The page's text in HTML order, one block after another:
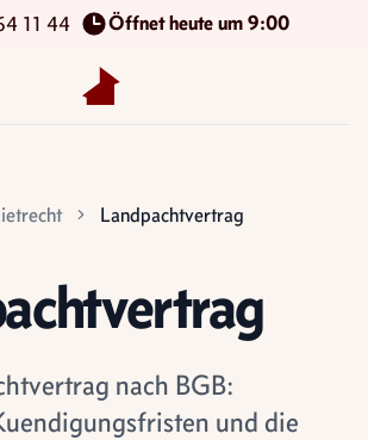
11 44 Öffnet heute um 9:00
Kettenbach Immobilien GmbH
Landpachtvertrag
nach BGB:
und die